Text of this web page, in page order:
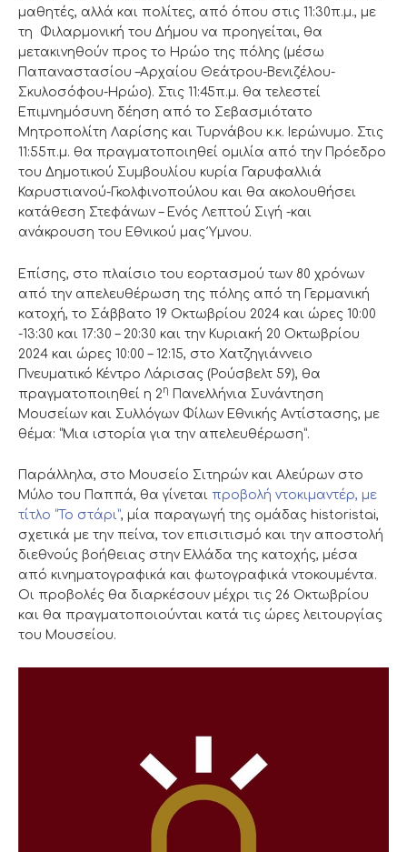
μαθητές, αλλά και πολίτες, από όπου στις 11:30π.μ., με
τη Φιλαρμονική του Δήμου να προηγείται, θα
μετακινηθούν προς το Ηρώο της πόλης (μέσω
Παπαναστασίου –Αρχαίου Θεάτρου-Βενιζέλου-
Σκυλοσόφου-Ηρώο). Στις 11:45π.μ. θα τελεστεί
Επιμνημόσυνη δέηση από το Σεβασμιότατο
Μητροπολίτη Λαρίσης και Τυρνάβου κ.κ. Ιερώνυμο. Στις
11:55π.μ. θα πραγματοποιηθεί ομιλία από την Πρόεδρο
του Δημοτικού Συμβουλίου κυρία Γαρυφαλλιά
Καρυστιανού-Γκολφινοπούλου και θα ακολουθήσει
κατάθεση Στεφάνων – Ενός Λεπτού Σιγή -και
ανάκρουση του Εθνικού μας Ύμνου.
Επίσης, στο πλαίσιο του εορτασμού των 80 χρόνων
από την απελευθέρωση της πόλης από τη Γερμανική
κατοχή, το Σάββατο 19 Οκτωβρίου 2024 και ώρες 10:00
-13:30 και 17:30 – 20:30 και την Κυριακή 20 Οκτωβρίου
2024 και ώρες 10:00 – 12:15, στο Χατζηγιάννειο
Πνευματικό Κέντρο Λάρισας (Ρούσβελτ 59), θα
πραγματοποιηθεί η 2η
Πανελλήνια Συνάντηση
Μουσείων και Συλλόγων Φίλων Εθνικής Αντίστασης, με
θέμα: “Μια ιστορία για την απελευθέρωση”.
Παράλληλα, στο Μουσείο Σιτηρών και Αλεύρων στο
Μύλο του Παππά, θα γίνεται προβολή ντοκιμαντέρ, με
τίτλο “Το στάρι”, μία παραγωγή της ομάδας historistai,
σχετικά με την πείνα, τον επισιτισμό και την αποστολή
διεθνούς βοήθειας στην Ελλάδα της κατοχής, μέσα
από κινηματογραφικά και φωτογραφικά ντοκουμέντα.
Οι προβολές θα διαρκέσουν μέχρι τις 26 Οκτωβρίου
και θα πραγματοποιούνται κατά τις ώρες λειτουργίας
του Μουσείου.